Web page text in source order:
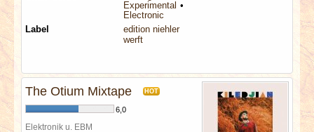
Experimental
Electronic
Label
edition niehler
werft
The Otium Mixtape HOT
6,0
Elektronik u. EBM